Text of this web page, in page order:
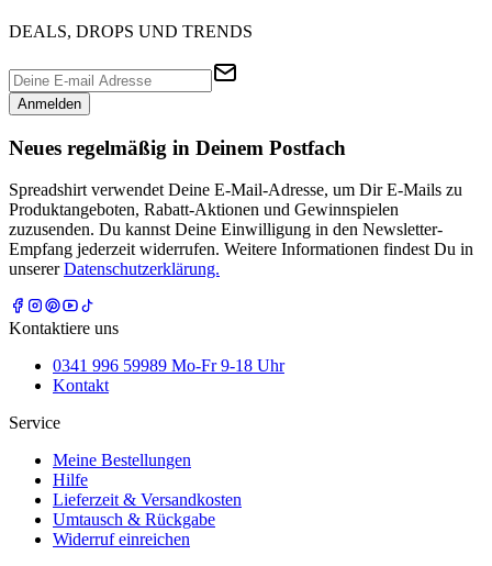
DEALS, DROPS UND TRENDS
Anmelden
Neues regelmäßig in Deinem Postfach
Spreadshirt verwendet Deine E-Mail-Adresse, um Dir E-Mails zu
Produktangeboten, Rabatt-Aktionen und Gewinnspielen
zuzusenden. Du kannst Deine Einwilligung in den Newsletter-
Empfang jederzeit widerrufen. Weitere Informationen findest Du in
unsererDatenschutzerklärung.
Kontaktiere uns
0341 996 59989 Mo-Fr 9-18 Uhr
Kontakt
Service
Meine Bestellungen
Hilfe
Lieferzeit & Versandkosten
Umtausch & Rückgabe
Widerruf einreichen